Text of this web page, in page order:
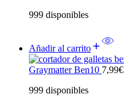
999 disponibles
Añadir al carrito
Graymatter Ben10 7,99€
999 disponibles